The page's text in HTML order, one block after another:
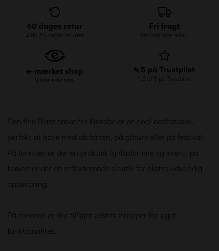
60 dages retur
Altid 60 dages returret
Fri fragt
Ved køb over 499,-
e-mærket shop
Sikker e-handel
4.5 på Trustpilot
4.5 af 5 på Trustpilot
Den fine Blaze taske fra Kintobe er en cool bæltetaske,
perfekt at have med på farten, på gåture eller på festival.
På forsiden er der en praktisk lynlåslomme og øverst på
tasken er der en reflekterende elastik for ekstra udvendig
opbevaring.
På remmen er der tilføjet ekstra stropper for øget
funktionalitet.